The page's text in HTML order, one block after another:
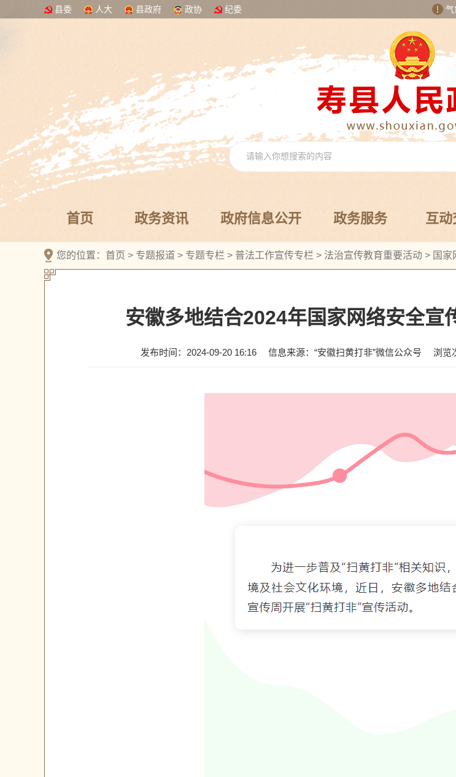
县委 人大 县政府 政协 纪委 气
首页 政务资讯 政府信息公开 政务服务 互动
您的位置： 首页 > 专题报道 > 专题专栏 > 普法工作宣传专栏 > 法治宣传教育重要活动 > 国家
安徽多地结合2024年国家网络安全宣
发布时间：2024-09-20 16:16 信息来源：“安徽扫黄打非”微信公众号 浏览